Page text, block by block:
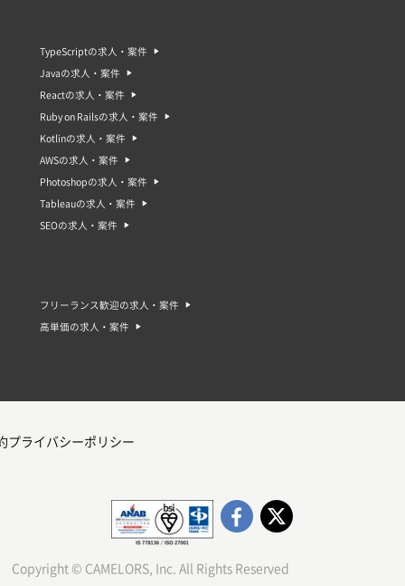
TypeScriptの求人・案件
Javaの求人・案件
Reactの求人・案件
Ruby on Railsの求人・案件
Kotlinの求人・案件
AWSの求人・案件
Photoshopの求人・案件
Tableauの求人・案件
SEOの求人・案件
フリーランス歓迎の求人・案件
高単価の求人・案件
プライバシーポリシー
Copyright © CAMELORS, Inc. All Rights Reserved